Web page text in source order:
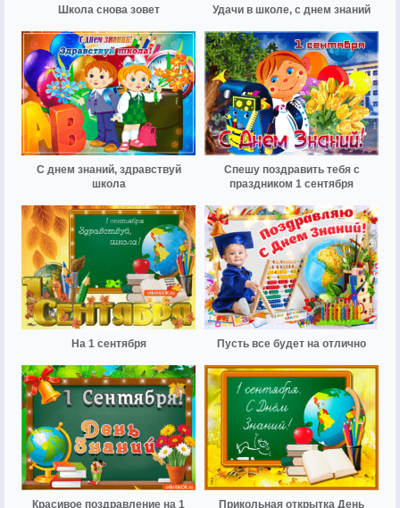
Школа снова зовет Удачи в школе, с днем знаний
С днем знаний, здравствуй
школа
Спешу поздравить тебя с
праздником 1 сентября
На 1 сентября Пусть все будет на отлично
Красивое поздравление на 1
Прикольная открытка День